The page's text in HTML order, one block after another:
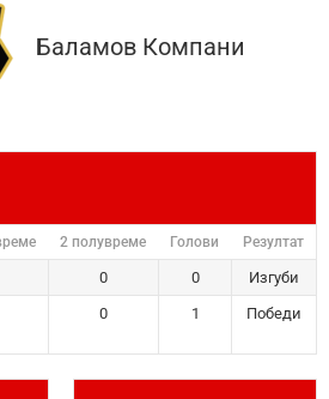
Баламов Компани
2 полувреме Голови Резултат
0 0
Изгуби
0 1 Победи